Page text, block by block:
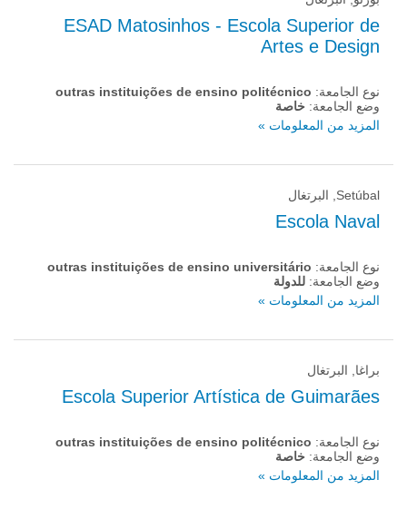
ESAD Matosinhos - Escola Superior de
Artes e Design
نوع الجامعة: outras instituições de ensino politécnico
وضع الجامعة: خاصة
المزيد من المعلومات »
Setúbal, البرتغال
Escola Naval
نوع الجامعة: outras instituições de ensino universitário
وضع الجامعة: للدولة
المزيد من المعلومات »
براغا, البرتغال
Escola Superior Artística de Guimarães
نوع الجامعة: outras instituições de ensino politécnico
وضع الجامعة: خاصة
المزيد من المعلومات »